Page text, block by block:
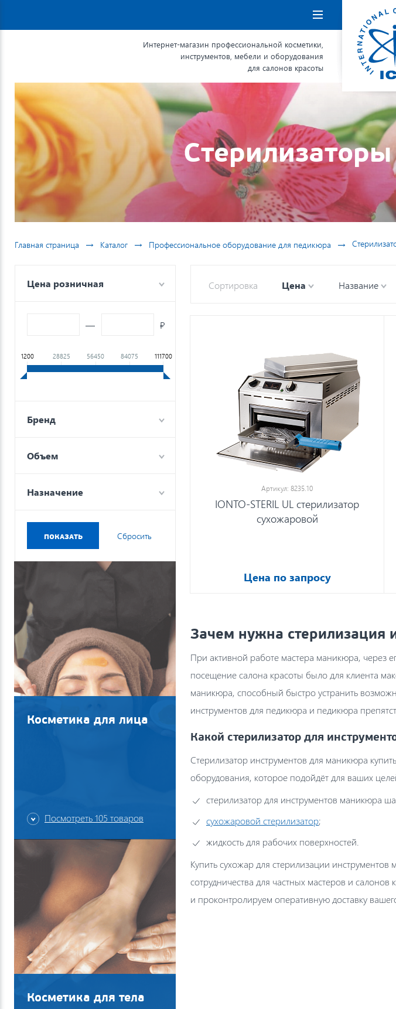
Навигация
Интернет-магазин профессиональной косметики,
инструментов, мебели и оборудования
для салонов красоты
Главная страница → Каталог → Профессиональное оборудование для педикюра →
Цена розничная
— ₽
1200 28825 56450 84075 111700
Бренд
Объем
Назначение
Косметика для лица
Посмотреть 105 товаров
Косметика для тела
Сортировка Цена Название
Артикул: 8235.10
IONTO-STERIL UL стерилизатор
сухожаровой
Цена по запросу
Зачем нужна стерилизация
При активной работе мастера маникюра, через
посещение салона красоты было для клиента
маникюра, способный быстро устранить
инструментов для педикюра и педикюра
Какой стерилизатор для
Стерилизатор инструментов для маникюра
оборудования, которое подойдёт для ваших
стерилизатор для инструментов маникюра
сухожаровой стерилизатор;
жидкость для рабочих поверхностей.
Купить сухожар для стерилизации
сотрудничества для частных мастеров и
и проконтролируем оперативную доставку